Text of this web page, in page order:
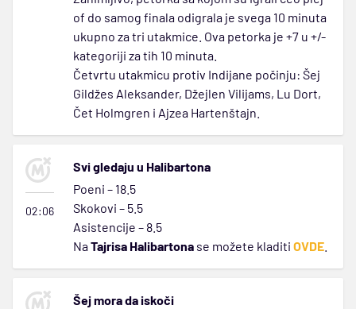
of do samog finala odigrala je svega 10 minuta
ukupno za tri utakmice. Ova petorka je +7 u +/-
kategoriji za tih 10 minuta.
Četvrtu utakmicu protiv Indijane počinju: Šej
Gildžes Aleksander, Džejlen Vilijams, Lu Dort,
Čet Holmgren i Ajzea Hartenštajn.
02:06
Svi gledaju u Halibartona
Poeni – 18.5
Skokovi – 5.5
Asistencije – 8.5
NaTajrisa Halibartona se možete kladiti OVDE
Šej mora da iskoči